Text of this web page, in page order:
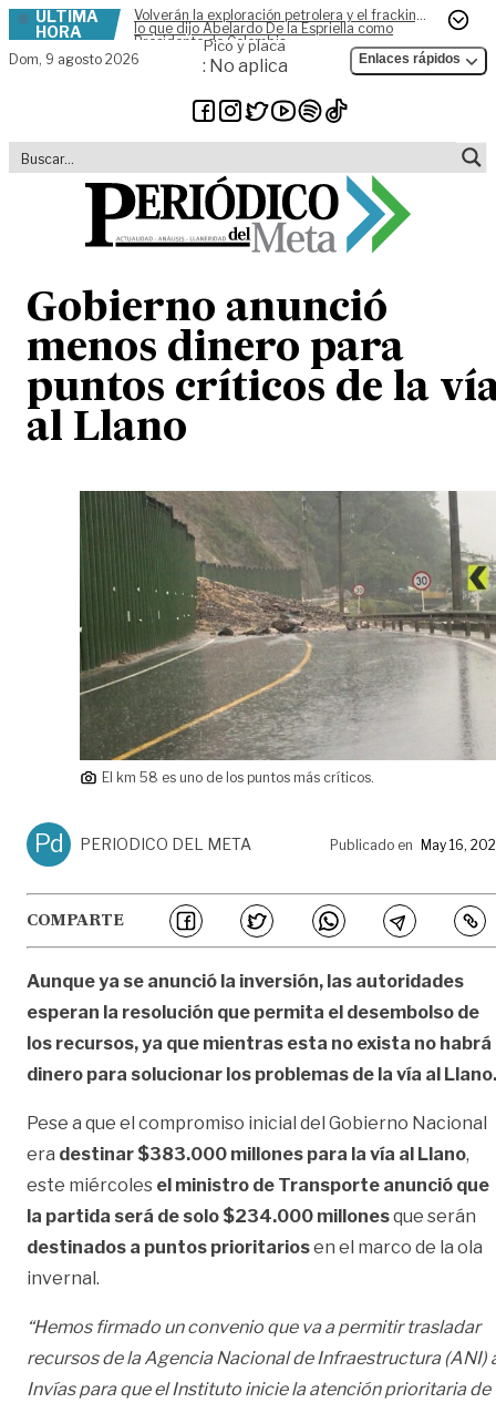
Skip to content
ÚLTIMA
HORA
Volverán la exploración petrolera y el fracking,
lo que dijo Abelardo De la Espriella como
Presidente de Colombia
Dom, 9 agosto 2026
Pico y placa
: No aplica Enlaces rápidos
Gobierno anunció
menos dinero para
puntos críticos de la
al Llano
El km 58 es uno de los puntos más críticos.
Pd PERIODICO DEL META Publicado en May 16,
COMPARTE
Aunque ya se anunció la inversión, las autoridades
esperan la resolución que permita el desembolso de
los recursos, ya que mientras esta no exista no habrá
dinero para solucionar los problemas de la vía al
Pese a que el compromiso inicial del Gobierno Nacional
era destinar $383.000 millones para la vía al Llano,
este miércoles el ministro de Transporte anunció que
la partida será de solo $234.000 millonesque serán
destinados a puntos prioritariosen el marco de la ola
invernal.
“Hemos firmado un convenio que va a permitir trasladar
recursos de la Agencia Nacional de Infraestructura (ANI)
Invías para que el Instituto inicie la atención prioritaria de